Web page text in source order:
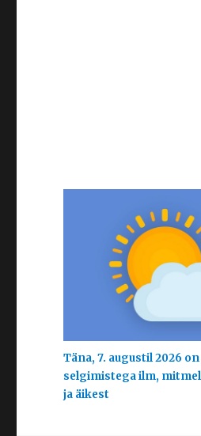
Täna, 7. augustil 2026
selgimistega ilm,
ja äikest